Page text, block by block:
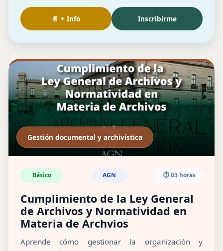
📄 + Info Inscribirme
Gestión documental y archivística
Básico AGN ⏱️ 03 horas
Cumplimiento de la Ley General
de Archivos y Normatividad en
Materia de Archvios
Aprende cómo gestionar la organización y